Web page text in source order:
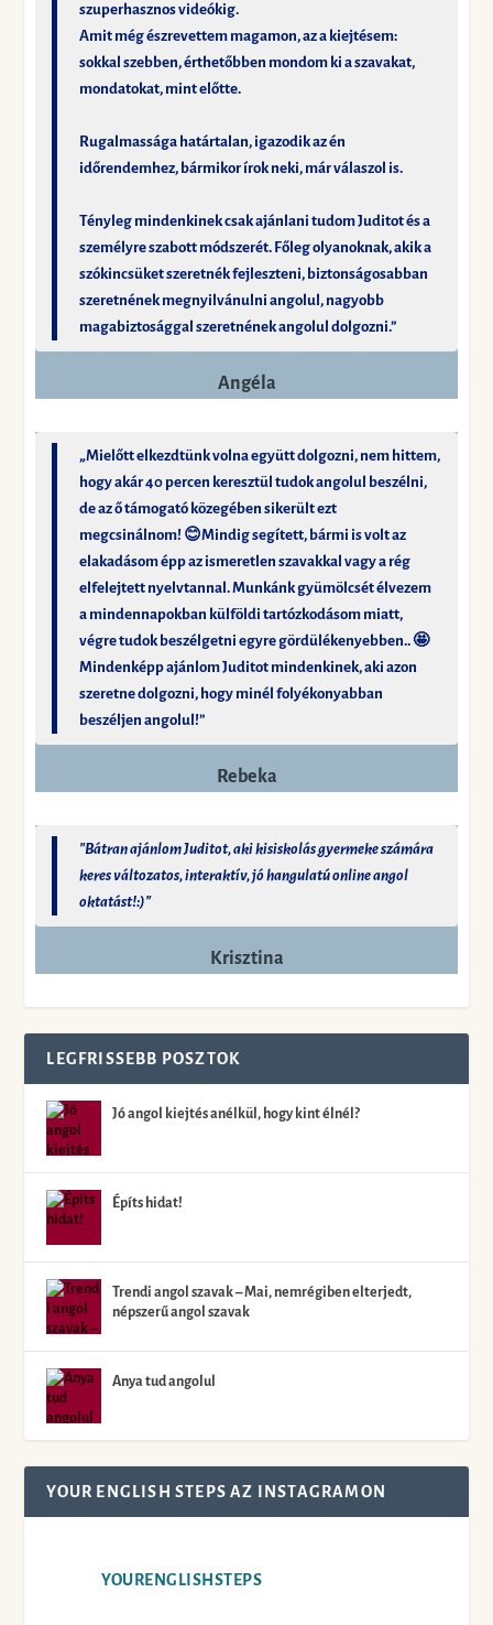
szuperhasznos videókig.
Amit még észrevettem magamon, az a kiejtésem:
sokkal szebben, érthetőbben mondom ki a szavakat,
mondatokat, mint előtte.
Rugalmassága határtalan, igazodik az én
időrendemhez, bármikor írok neki, már válaszol is.
Tényleg mindenkinek csak ajánlani tudom Juditot és a
személyre szabott módszerét. Főleg olyanoknak, akik a
szókincsüket szeretnék fejleszteni, biztonságosabban
szeretnének megnyilvánulni angolul, nagyobb
magabiztosággal szeretnének angolul dolgozni.”
Angéla
„Mielőtt elkezdtünk volna együtt dolgozni, nem hittem,
hogy akár 40 percen keresztül tudok angolul beszélni,
de az ő támogató közegében sikerült ezt
megcsinálnom! 😊Mindig segített, bármi is volt az
elakadásom épp az ismeretlen szavakkal vagy a rég
elfelejtett nyelvtannal. Munkánk gyümölcsét élvezem
a mindennapokban külföldi tartózkodásom miatt,
végre tudok beszélgetni egyre gördülékenyebben.. 🤩
Mindenképp ajánlom Juditot mindenkinek, aki azon
szeretne dolgozni, hogy minél folyékonyabban
beszéljen angolul!”
Rebeka
"Bátran ajánlom Juditot, aki kisiskolás gyermeke számára
keres változatos, interaktív, jó hangulatú online angol
oktatást!:)"
Krisztina
LEGFRISSEBB POSZTOK
Jó angol kiejtés anélkül, hogy kint élnél?
Építs hidat!
Trendi angol szavak – Mai, nemrégiben elterjedt,
népszerű angol szavak
Anya tud angolul
YOUR ENGLISH STEPS AZ INSTAGRAMON
YOURENGLISHSTEPS